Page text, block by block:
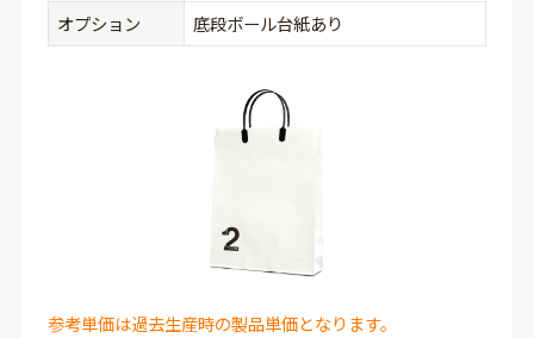
オプション
底段ボール台紙あり
参考単価は過去生産時の製品単価となります。